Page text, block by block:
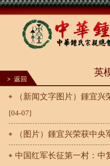
英
（新闻文字图片）鍾宜
[04-07]
（图片）鍾宜兴荣获中
中国红军长征第一村：中